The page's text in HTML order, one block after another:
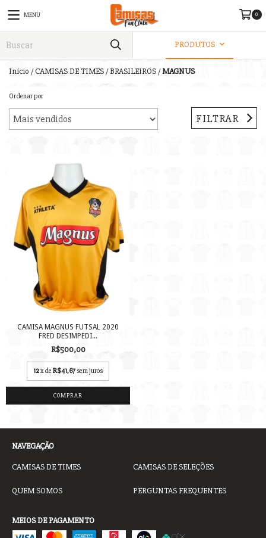
MENU 0
PRODUTOS
Início /CAMISAS DE TIMES/BRASILEIROS/MAGNUS
Ordenar por
FILTRAR
CAMISA MAGNUS FUTSAL 2020
FRED DESIMPEDI...
R$500,00
12x de R$41,67 sem juros
COMPRAR
NAVEGAÇÃO
CAMISAS DE TIMES CAMISAS DE SELEÇÕES
QUEM SOMOS PERGUNTAS FREQUENTES
MEIOS DE PAGAMENTO